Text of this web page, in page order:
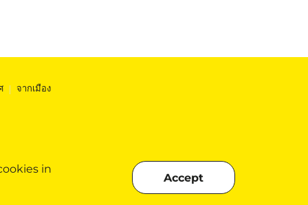
in
Accept
| จากเมือง